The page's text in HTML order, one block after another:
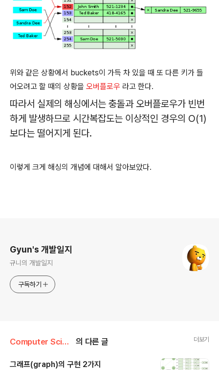
위와 같은 상황에서 buckets이 가득 차 있을 때 또 다른 키가 들
어오려고 할 때의 상황을 오버플로우 라고 한다.
따라서 실제의 해싱에서는 충돌과 오버플로우가 빈번
하게 발생하므로 시간복잡도는 이상적인 경우의 O(1)
보다는 떨어지게 된다.
이렇게 크게 해싱의 개념에 대해서 알아보았다.
Gyun's 개발일지
규니의 개발일지
구독하기
Computer Science/Data_Structure 의 다른 글 더보기
그래프(graph)의 구현 2가지